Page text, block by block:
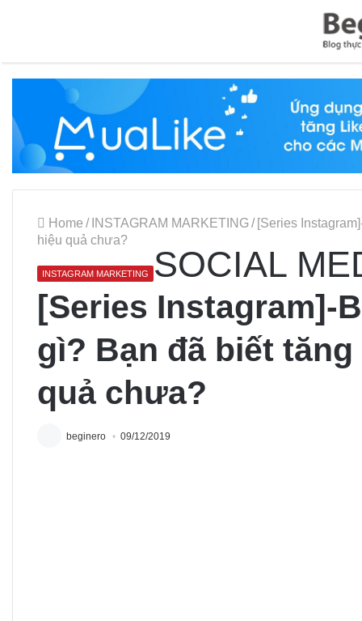
Home / INSTAGRAM MARKETING/ [Series
hiệu quả chưa?
INSTAGRAM MARKETING SOCIAL
[Series Instagram]-
gì? Bạn đã biết
quả chưa?
beginero 09/12/2019